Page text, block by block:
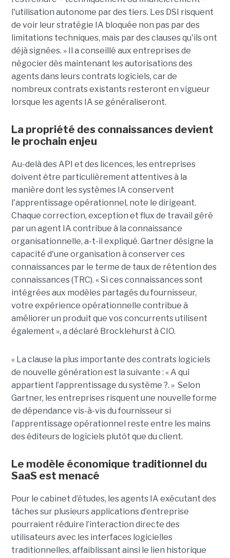
l'utilisation autonome par des tiers. Les DSI risquent
de voir leur stratégie IA bloquée non pas par des
limitations techniques, mais par des clauses qu'ils ont
déjà signées. » Il a conseillé aux entreprises de
négocier dès maintenant les autorisations des
agents dans leurs contrats logiciels, car de
nombreux contrats existants resteront en vigueur
lorsque les agents IA se généraliseront.
La propriété des connaissances devient
le prochain enjeu
Au-delà des API et des licences, les entreprises
doivent être particulièrement attentives à la
manière dont les systèmes IA conservent
l'apprentissage opérationnel, note le dirigeant.
Chaque correction, exception et flux de travail géré
par un agent IA contribue à la connaissance
organisationnelle, a-t-il expliqué. Gartner désigne la
capacité d'une organisation à conserver ces
connaissances par le terme de taux de rétention des
connaissances (TRC). « Si ces connaissances sont
intégrées aux modèles partagés du fournisseur,
votre expérience opérationnelle contribue à
améliorer un produit que vos concurrents utilisent
également », a déclaré Brocklehurst à CIO.
« La clause la plus importante des contrats logiciels
de nouvelle génération est la suivante : « A qui
appartient l’apprentissage du système ?. » Selon
Gartner, les entreprises risquent une nouvelle forme
de dépendance vis-à-vis du fournisseur si
l’apprentissage opérationnel reste entre les mains
des éditeurs de logiciels plutôt que du client.
Le modèle économique traditionnel du
SaaS est menacé
Pour le cabinet d’études, les agents IA exécutant des
tâches sur plusieurs applications d’entreprise
pourraient réduire l’interaction directe des
utilisateurs avec les interfaces logicielles
traditionnelles, affaiblissant ainsi le lien historique